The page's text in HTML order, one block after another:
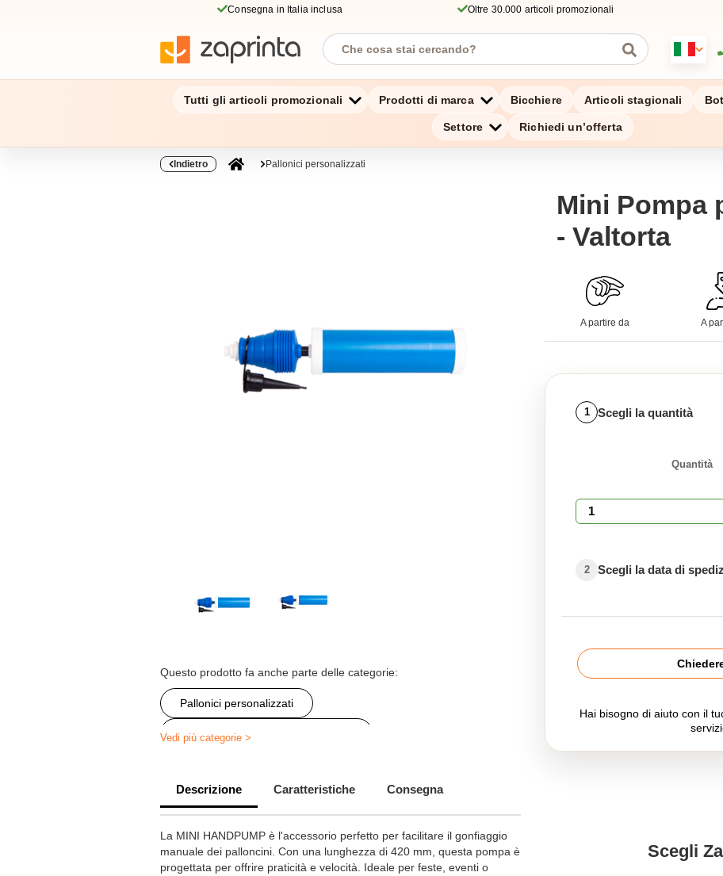
Consegna in Italia inclusa Oltre 30.000 articoli promozionali
Tutti gli articoli promozionali Prodotti di marca Bicchiere Articoli stagionali
Settore Richiedi un’offerta
Indietro Pallonici personalizzati
Questo prodotto fa anche parte delle categorie:
Pallonici personalizzati
Palloncini stampati per matrimonio
Vedi più categorie >
Descrizione Caratteristiche Consegna
La MINI HANDPUMP è l'accessorio perfetto per facilitare il gonfiaggio
manuale dei palloncini. Con una lunghezza di 420 mm, questa pompa è
progettata per offrire praticità e velocità. Ideale per feste, eventi o
Mini Pompa
- Valtorta
A partire da A
1 Scegli la quantità
Quantità
2 Scegli la data di
Hai bisogno di aiuto con il
Scegli